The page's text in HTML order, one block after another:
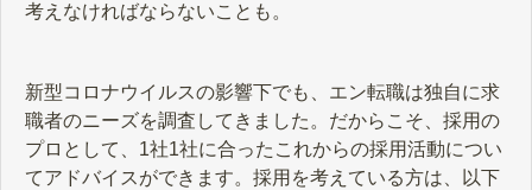
考えなければならないことも。
新型コロナウイルスの影響下でも、エン転職は独自に求
職者のニーズを調査してきました。だからこそ、採用の
プロとして、1社1社に合ったこれからの採用活動につい
てアドバイスができます。採用を考えている方は、以下